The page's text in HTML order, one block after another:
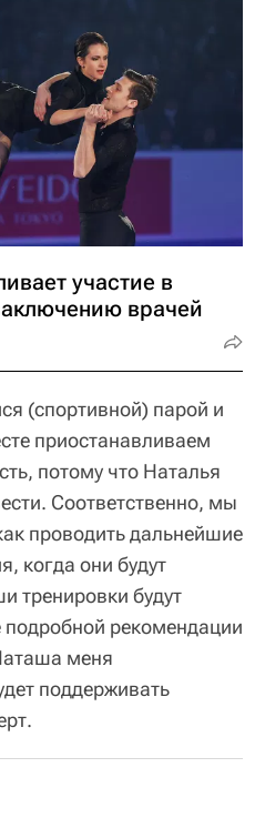
участие в
врачей
(спортивной) парой и
приостанавливаем
потому что Наталья
Соответственно, мы
проводить дальнейшие
когда они будут
будут
подробной рекомендации
меня
поддерживать